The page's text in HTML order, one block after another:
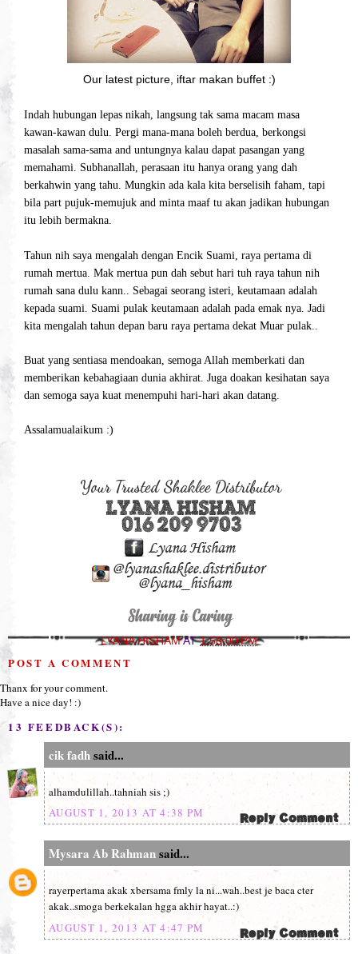
Our latest picture, iftar makan buffet :)
Indah hubungan lepas nikah, langsung tak sama macam masa
kawan-kawan dulu. Pergi mana-mana boleh berdua, berkongsi
masalah sama-sama and untungnya kalau dapat pasangan yang
memahami. Subhanallah, perasaan itu hanya orang yang dah
berkahwin yang tahu. Mungkin ada kala kita berselisih faham, tapi
bila part pujuk-memujuk and minta maaf tu akan jadikan hubungan
itu lebih bermakna.
Tahun nih saya mengalah dengan Encik Suami, raya pertama di
rumah mertua. Mak mertua pun dah sebut hari tuh raya tahun nih
rumah sana dulu kann.. Sebagai seorang isteri, keutamaan adalah
kepada suami. Suami pulak keutamaan adalah pada emak nya. Jadi
kita mengalah tahun depan baru raya pertama dekat Muar pulak..
Buat yang sentiasa mendoakan, semoga Allah memberkati dan
memberikan kebahagiaan dunia akhirat. Juga doakan kesihatan saya
dan semoga saya kuat menempuhi hari-hari akan datang.
Assalamualaikum :)
LYANA HISHAMAT1:58:00 PM
POST A COMMENT
Thanx for your comment.
Have a nice day! :)
13 FEEDBACK(S):
cik fadhsaid...
alhamdulillah..tahniah sis ;)
AUGUST 1, 2013 AT 4:38 PM
Mysara Ab Rahmansaid...
rayerpertama akak xbersama fmly la ni...wah..best je baca cter
akak..smoga berkekalan hgga akhir hayat..:)
AUGUST 1, 2013 AT 4:47 PM